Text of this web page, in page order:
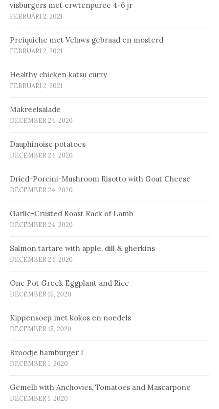
vis­bur­gers met erw­ten­pu­ree 4-6 jr
FEBRUARI 2, 2021
Prei­qui­che met Ve­luws ge­braad en mos­terd
FEBRUARI 2, 2021
Healthy chicken katsu curry
FEBRUARI 2, 2021
Makreelsalade
DECEMBER 24, 2020
Dauphinoise potatoes
DECEMBER 24, 2020
Dried-Porcini-Mushroom Risotto with Goat Cheese
DECEMBER 24, 2020
Garlic-Crusted Roast Rack of Lamb
DECEMBER 24, 2020
Salmon tartare with apple, dill & gherkins
DECEMBER 24, 2020
One Pot Greek Eggplant and Rice
DECEMBER 15, 2020
Kip­pen­soep met ko­kos en noe­dels
DECEMBER 15, 2020
Broodje hamburger I
DECEMBER 1, 2020
Gemelli with Anchovies, Tomatoes and Mascarpone
DECEMBER 1, 2020